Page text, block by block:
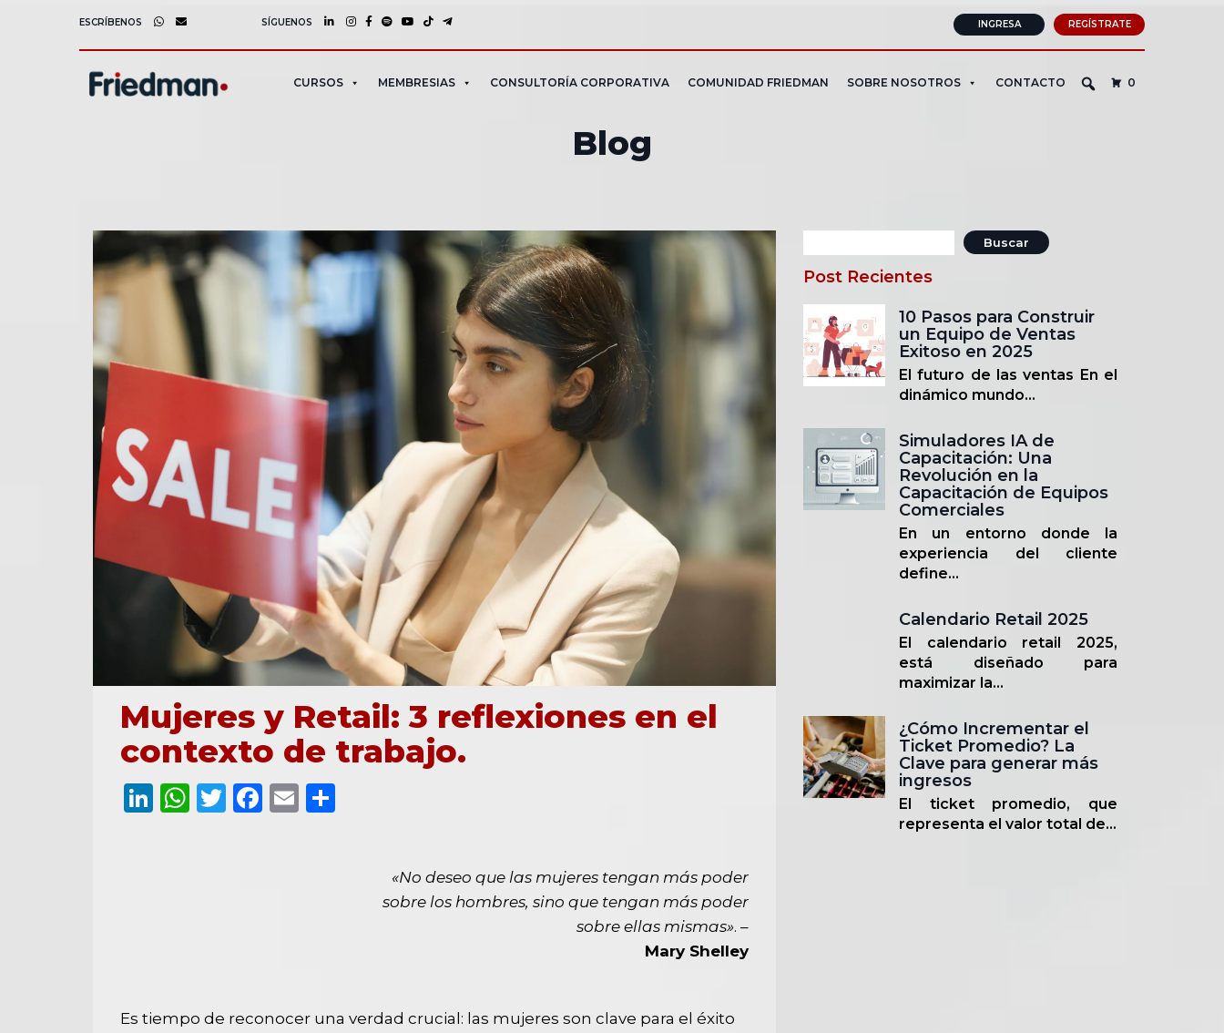
ESCRÍBENOS SÍGUENOS INGRESA REGÍSTRATE
CURSOS MEMBRESIAS CONSULTORÍA CORPORATIVA COMUNIDAD FRIEDMAN SOBRE NOSOTROS CONTACTO 0
Blog
Mujeres y Retail: 3 reflexiones en el
contexto de trabajo.
LinkedIn
WhatsApp
Twitter
Facebook
Email
«No deseo que las mujeres tengan más poder
sobre los hombres, sino que tengan más poder
sobre ellas mismas». –
Mary Shelley
Es tiempo de reconocer una verdad crucial: las mujeres son clave para el éxito
Post Recientes
10 Pasos para Construir
un Equipo de Ventas
Exitoso en 2025
El futuro de las ventas En el
dinámico mundo...
Simuladores IA de
Capacitación: Una
Revolución en la
Capacitación de Equipos
Comerciales
En un entorno donde la
experiencia del cliente
define...
Calendario Retail 2025
El calendario retail 2025,
está diseñado para
maximizar la...
¿Cómo Incrementar el
Ticket Promedio? La
Clave para generar más
ingresos
El ticket promedio, que
representa el valor total de...